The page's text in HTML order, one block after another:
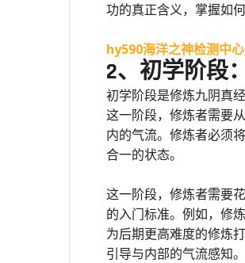
功的真正含义，掌握如
hy590海洋之神检测中心
2、初学阶段
初学阶段是修炼九阴真
这一阶段，修炼者需要
内的气流。修炼者必须
合一的状态。
这一阶段，修炼者需要
的入门标准。例如，修
为后期更高难度的修炼
引导与内部的气流感知。